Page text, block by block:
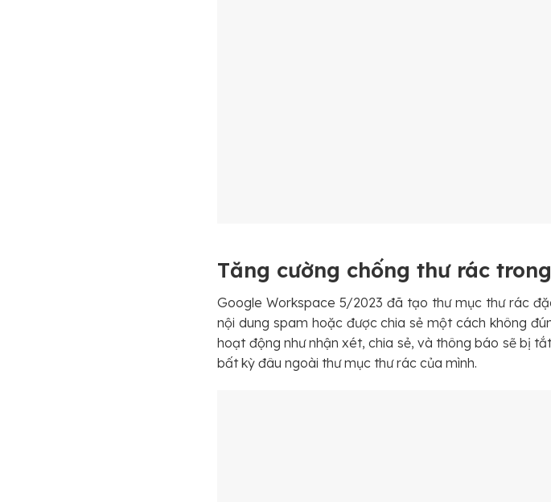
Tăng cường chống thư rác
Google Workspace 5/2023 đã tạo thư mục thư rác
nội dung spam hoặc được chia sẻ một cách không
hoạt động như nhận xét, chia sẻ, và thông báo sẽ bị
bất kỳ đâu ngoài thư mục thư rác của mình.